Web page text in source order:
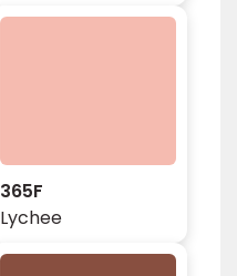
365F
Lychee